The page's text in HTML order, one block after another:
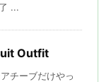
...
Outfit
チーブだけやっ